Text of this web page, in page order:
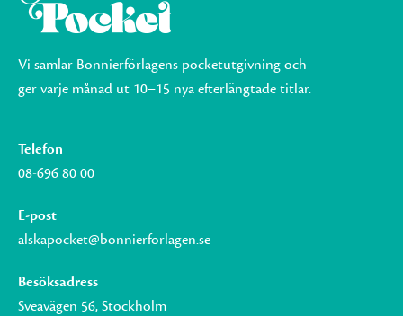
Vi samlar Bonnierförlagens pocketutgivning och
ger varje månad ut 10–15 nya efterlängtade titlar.
Telefon
08-696 80 00
E-post
alskapocket@bonnierforlagen.se
Besöksadress
Sveavägen 56, Stockholm